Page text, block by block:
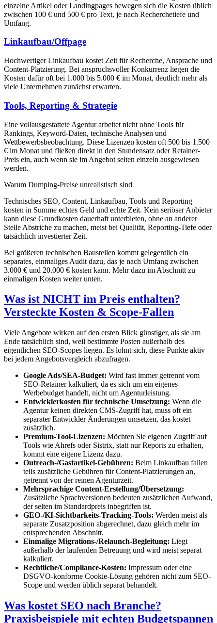
einzelne Artikel oder Landingpages bewegen sich die Kosten üblich
zwischen 100 € und 500 € pro Text, je nach Recherchetiefe und
Umfang.
Linkaufbau/Offpage
Hochwertiger Linkaufbau kostet Zeit für Recherche, Ansprache und
Content-Platzierung. Bei anspruchsvoller Konkurrenz liegen die
Kosten dafür oft bei 1.000 bis 5.000 € im Monat, deutlich mehr als
viele Unternehmen zunächst erwarten.
Tools, Reporting & Strategie
Eine vollausgestattete Agentur arbeitet nicht ohne Tools für
Rankings, Keyword-Daten, technische Analysen und
Wettbewerbsbeobachtung. Diese Lizenzen kosten oft 500 bis 1.500
€ im Monat und fließen direkt in den Stundensatz oder Retainer-
Preis ein, auch wenn sie im Angebot selten einzeln ausgewiesen
werden.
Warum Dumping-Preise unrealistisch sind
Technisches SEO, Content, Linkaufbau, Tools und Reporting
kosten in Summe echtes Geld und echte Zeit. Kein seriöser Anbieter
kann diese Grundkosten dauerhaft unterbieten, ohne an anderer
Stelle Abstriche zu machen, meist bei Qualität, Reporting-Tiefe oder
tatsächlich investierter Zeit.
Bei größeren technischen Baustellen kommt gelegentlich ein
separates, einmaliges Audit dazu, das je nach Umfang zwischen
3.000 € und 20.000 € kosten kann. Mehr dazu im Abschnitt zu
einmaligen Kosten weiter unten.
Was ist NICHT im Preis enthalten?
Versteckte Kosten & Scope-Fallen
Viele Angebote wirken auf den ersten Blick günstiger, als sie am
Ende tatsächlich sind, weil bestimmte Posten außerhalb des
eigentlichen SEO-Scopes liegen. Es lohnt sich, diese Punkte aktiv
bei jedem Angebotsvergleich abzufragen.
Google Ads/SEA-Budget: Wird fast immer getrennt vom
SEO-Retainer kalkuliert, da es sich um ein eigenes
Werbebudget handelt, nicht um Agenturleistung.
Entwicklerkosten für technische Umsetzung: Wenn die
Agentur keinen direkten CMS-Zugriff hat, muss oft ein
separater Entwickler Änderungen umsetzen, das kostet
zusätzlich.
Premium-Tool-Lizenzen: Möchten Sie eigenen Zugriff auf
Tools wie Ahrefs oder Sistrix, statt nur Reports zu erhalten,
kommt eine eigene Lizenz dazu.
Outreach-/Gastartikel-Gebühren: Beim Linkaufbau fallen
teils zusätzliche Gebühren für Content-Platzierungen an,
getrennt von der reinen Agenturzeit.
Mehrsprachige Content-Erstellung/Übersetzung:
Zusätzliche Sprachversionen bedeuten zusätzlichen Aufwand,
der selten im Standardpreis inbegriffen ist.
GEO-/KI-Sichtbarkeits-Tracking-Tools: Werden meist als
separate Zusatzposition abgerechnet, dazu gleich mehr im
entsprechenden Abschnitt.
Einmalige Migrations-/Relaunch-Begleitung: Liegt
außerhalb der laufenden Betreuung und wird meist separat
kalkuliert.
Rechtliche/Compliance-Kosten: Impressum oder eine
DSGVO-konforme Cookie-Lösung gehören nicht zum SEO-
Scope und werden üblich separat behandelt.
Was kostet SEO nach Branche?
Praxisbeispiele mit echten Budgetspannen